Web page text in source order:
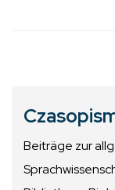
Beiträge zur